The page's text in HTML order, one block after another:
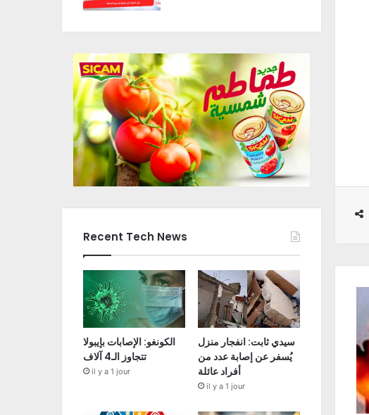
Recent Tech News
الكونغو: الإصابات بإيبولا
تتجاوز الـ4 آلاف
il y a 1 jour
سيدي ثابت: انفجار منزل
يُسفر عن إصابة عدد من
أفراد عائلة
il y a 1 jour